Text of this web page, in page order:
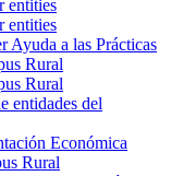
entities
entities
Ayuda a las Prácticas
Rural
Rural
entidades del
Económica
Rural